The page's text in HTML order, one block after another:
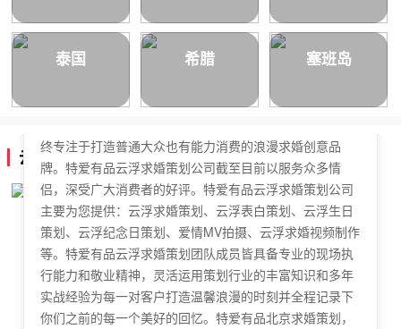
泰国 希腊 塞班岛
云浮求婚策划公司简介
特爱有品云浮求婚策划公司，于2018年正式成立，是国内
终专注于打造普通大众也有能力消费的浪漫求婚创意品
牌。特爱有品云浮求婚策划公司截至目前以服务众多情
侣，深受广大消费者的好评。特爱有品云浮求婚策划公司
主要为您提供：云浮求婚策划、云浮表白策划、云浮生日
策划、云浮纪念日策划、爱情MV拍摄、云浮求婚视频制作
等。特爱有品云浮求婚策划团队成员皆具备专业的现场执
行能力和敬业精神，灵活运用策划行业的丰富知识和多年
实战经验为每一对客户打造温馨浪漫的时刻并全程记录下
你们之前的每一个美好的回忆。特爱有品北京求婚策划，